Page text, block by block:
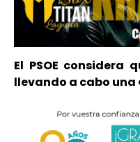
El PSOE considera
llevando a cabo una